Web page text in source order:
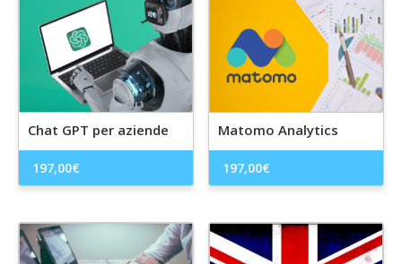
Chat GPT per aziende
197,00€
Matomo Analytics
197,00€